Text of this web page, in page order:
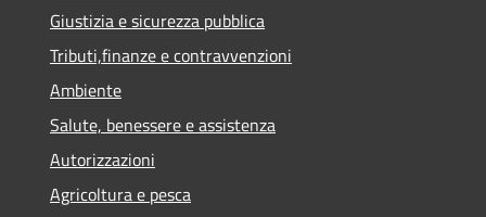
Giustizia e sicurezza pubblica
Tributi,finanze e contravvenzioni
Ambiente
Salute, benessere e assistenza
Autorizzazioni
Agricoltura e pesca